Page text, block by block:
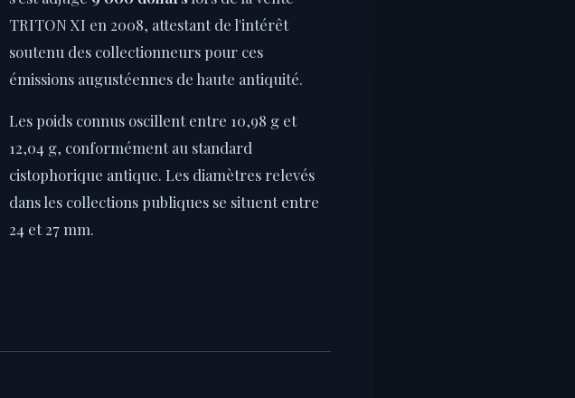
TRITON XI en 2008, attestant de l'intérêt
soutenu des collectionneurs pour ces
émissions augustéennes de haute antiquité.
Les poids connus oscillent entre 10,98 g et
12,04 g, conformément au standard
cistophorique antique. Les diamètres relevés
dans les collections publiques se situent entre
24 et 27 mm.